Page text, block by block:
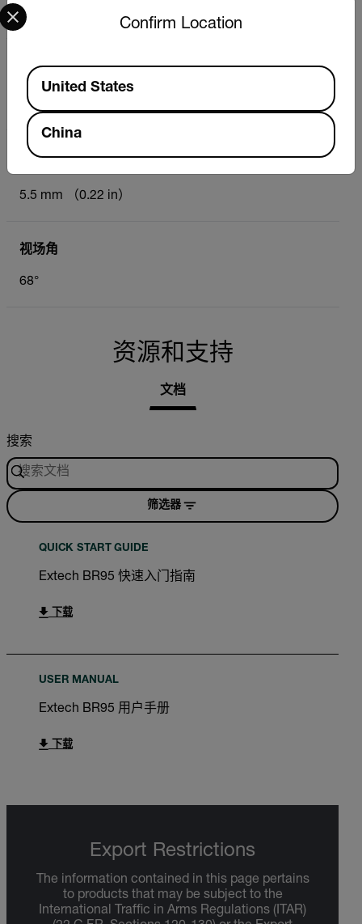
35 mm 至 60 mm（1.4 in 至 2.4 in）
电缆长度
1 米（3.28 英尺）
直径
5.5 mm （0.22 in）
视场角
68°
资源和支持
文档
搜索
筛选器
QUICK START GUIDE
Extech BR95 快速入门指南
下载
USER MANUAL
Extech BR95 用户手册
下载
Export Restrictions
The information contained in this page pertains
to products that may be subject to the
International Traffic in Arms Regulations (ITAR)
Confirm Location
Available Locations
United States
China